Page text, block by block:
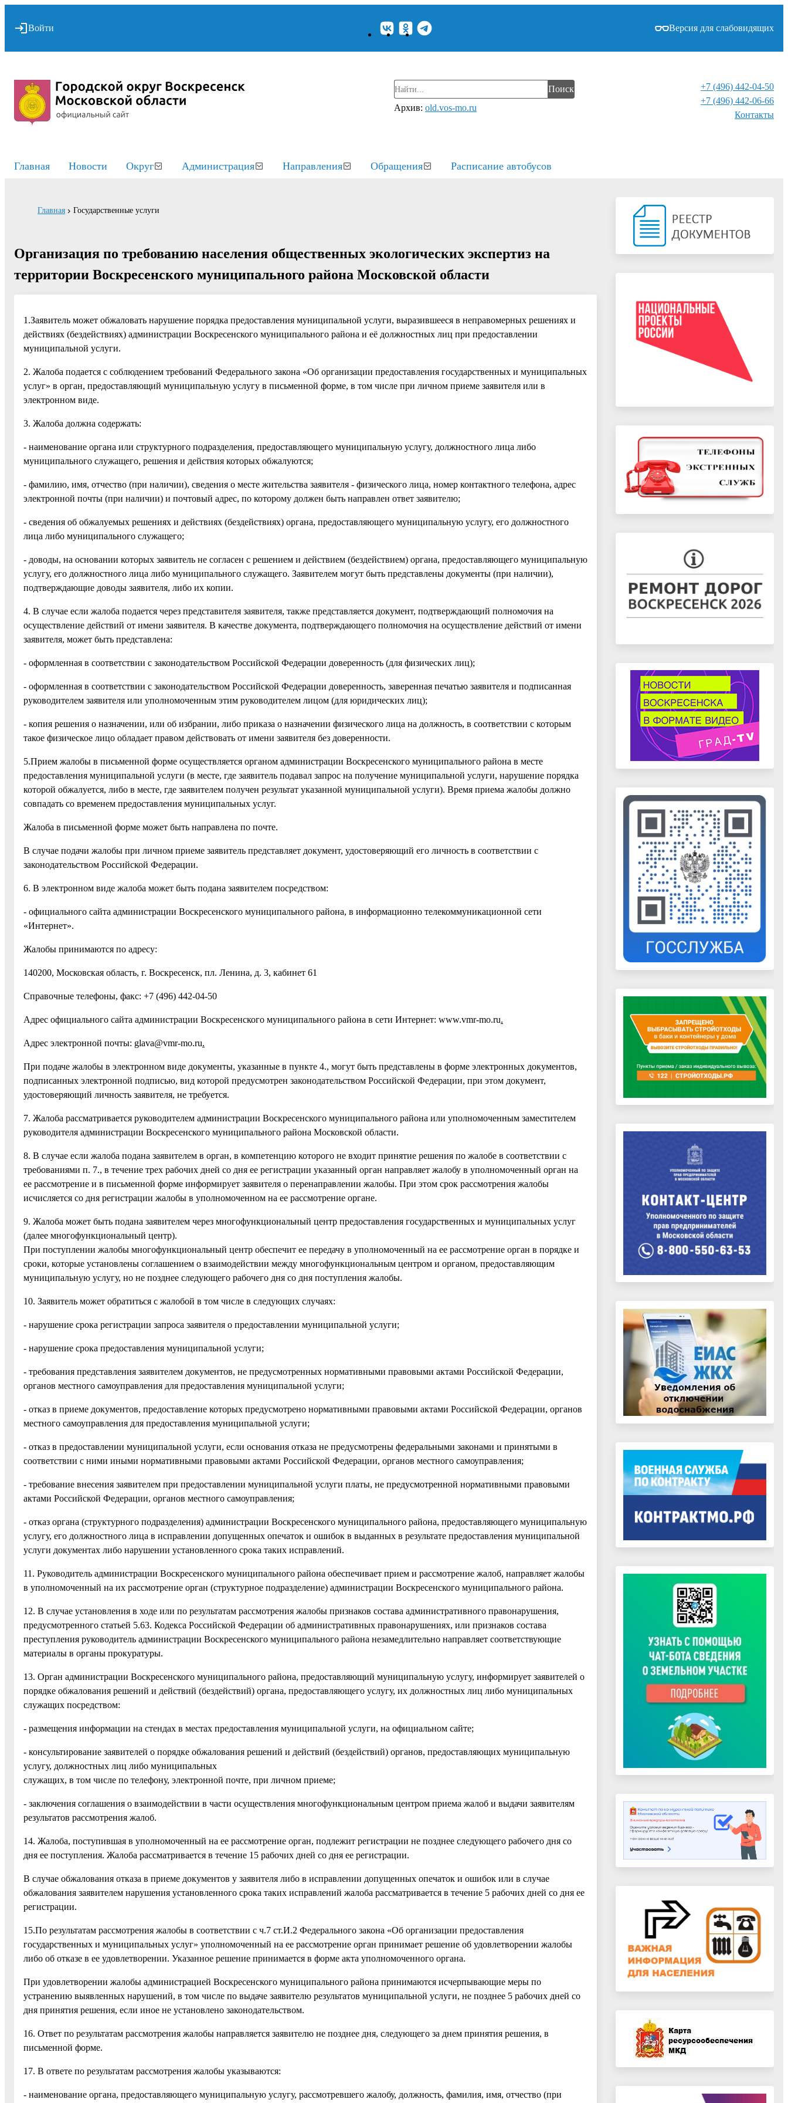
Войти Версия для слабовидящих
Поиск
Архив: old.vos-mo.ru
+7 (496) 442-04-50
+7 (496) 442-06-66
Контакты⁠
Главная Новости Округ Администрация Направления Обращения Расписание автобусов
Главная Государственные услуги
Организация по требованию населения общественных экологических экспертиз на
территории Воскресенского муниципального района Московской области
1.Заявитель может обжаловать нарушение порядка предоставления муниципальной услуги, выразившееся в неправомерных решениях и
действиях (бездействиях) администрации Воскресенского муниципального района и её должностных лиц при предоставлении
муниципальной услуги.
2. Жалоба подается с соблюдением требований Федерального закона «Об организации предоставления государственных и муниципальных
услуг» в орган, предоставляющий муниципальную услугу в письменной форме, в том числе при личном приеме заявителя или в
электронном виде.
3. Жалоба должна содержать:
- наименование органа или структурного подразделения, предоставляющего муниципальную услугу, должностного лица либо
муниципального служащего, решения и действия которых обжалуются;
- фамилию, имя, отчество (при наличии), сведения о месте жительства заявителя - физического лица, номер контактного телефона, адрес
электронной почты (при наличии) и почтовый адрес, по которому должен быть направлен ответ заявителю;
- сведения об обжалуемых решениях и действиях (бездействиях) органа, предоставляющего муниципальную услугу, его должностного
лица либо муниципального служащего;
- доводы, на основании которых заявитель не согласен с решением и действием (бездействием) органа, предоставляющего муниципальную
услугу, его должностного лица либо муниципального служащего. Заявителем могут быть представлены документы (при наличии),
подтверждающие доводы заявителя, либо их копии.
4. В случае если жалоба подается через представителя заявителя, также представляется документ, подтверждающий полномочия на
осуществление действий от имени заявителя. В качестве документа, подтверждающего полномочия на осуществление действий от имени
заявителя, может быть представлена:
- оформленная в соответствии с законодательством Российской Федерации доверенность (для физических лиц);
- оформленная в соответствии с законодательством Российской Федерации доверенность, заверенная печатью заявителя и подписанная
руководителем заявителя или уполномоченным этим руководителем лицом (для юридических лиц);
- копия решения о назначении, или об избрании, либо приказа о назначении физического лица на должность, в соответствии с которым
такое физическое лицо обладает правом действовать от имени заявителя без доверенности.
5.Прием жалобы в письменной форме осуществляется органом администрации Воскресенского муниципального района в месте
предоставления муниципальной услуги (в месте, где заявитель подавал запрос на получение муниципальной услуги, нарушение порядка
которой обжалуется, либо в месте, где заявителем получен результат указанной муниципальной услуги). Время приема жалобы должно
совпадать со временем предоставления муниципальных услуг.
Жалоба в письменной форме может быть направлена по почте.
В случае подачи жалобы при личном приеме заявитель представляет документ, удостоверяющий его личность в соответствии с
законодательством Российской Федерации.
6. В электронном виде жалоба может быть подана заявителем посредством:
- официального сайта администрации Воскресенского муниципального района, в информационно телекоммуникационной сети
«Интернет».
Жалобы принимаются по адресу:
140200, Московская область, г. Воскресенск, пл. Ленина, д. 3, кабинет 61
Справочные телефоны, факс: +7 (496) 442-04-50
Адрес официального сайта администрации Воскресенского муниципального района в сети Интернет: www.vmr-mo.ru.
Адрес электронной почты: glava@vmr-mo.ru.
При подаче жалобы в электронном виде документы, указанные в пункте 4., могут быть представлены в форме электронных документов,
подписанных электронной подписью, вид которой предусмотрен законодательством Российской Федерации, при этом документ,
удостоверяющий личность заявителя, не требуется.
7. Жалоба рассматривается руководителем администрации Воскресенского муниципального района или уполномоченным заместителем
руководителя администрации Воскресенского муниципального района Московской области.
8. В случае если жалоба подана заявителем в орган, в компетенцию которого не входит принятие решения по жалобе в соответствии с
требованиями п. 7., в течение трех рабочих дней со дня ее регистрации указанный орган направляет жалобу в уполномоченный орган на
ее рассмотрение и в письменной форме информирует заявителя о перенаправлении жалобы. При этом срок рассмотрения жалобы
исчисляется со дня регистрации жалобы в уполномоченном на ее рассмотрение органе.
9. Жалоба может быть подана заявителем через многофункциональный центр предоставления государственных и муниципальных услуг
(далее многофункциональный центр).
При поступлении жалобы многофункциональный центр обеспечит ее передачу в уполномоченный на ее рассмотрение орган в порядке и
сроки, которые установлены соглашением о взаимодействии между многофункциональным центром и органом, предоставляющим
муниципальную услугу, но не позднее следующего рабочего дня со дня поступления жалобы.
10. Заявитель может обратиться с жалобой в том числе в следующих случаях:
- нарушение срока регистрации запроса заявителя о предоставлении муниципальной услуги;
- нарушение срока предоставления муниципальной услуги;
- требования представления заявителем документов, не предусмотренных нормативными правовыми актами Российской Федерации,
органов местного самоуправления для предоставления муниципальной услуги;
- отказ в приеме документов, предоставление которых предусмотрено нормативными правовыми актами Российской Федерации, органов
местного самоуправления для предоставления муниципальной услуги;
- отказ в предоставлении муниципальной услуги, если основания отказа не предусмотрены федеральными законами и принятыми в
соответствии с ними иными нормативными правовыми актами Российской Федерации, органов местного самоуправления;
- требование внесения заявителем при предоставлении муниципальной услуги платы, не предусмотренной нормативными правовыми
актами Российской Федерации, органов местного самоуправления;
- отказ органа (структурного подразделения) администрации Воскресенского муниципального района, предоставляющего муниципальную
услугу, его должностного лица в исправлении допущенных опечаток и ошибок в выданных в результате предоставления муниципальной
услуги документах либо нарушении установленного срока таких исправлений.
11. Руководитель администрации Воскресенского муниципального района обеспечивает прием и рассмотрение жалоб, направляет жалобы
в уполномоченный на их рассмотрение орган (структурное подразделение) администрации Воскресенского муниципального района.
12. В случае установления в ходе или по результатам рассмотрения жалобы признаков состава административного правонарушения,
предусмотренного статьей 5.63. Кодекса Российской Федерации об административных правонарушениях, или признаков состава
преступления руководитель администрации Воскресенского муниципального района незамедлительно направляет соответствующие
материалы в органы прокуратуры.
13. Орган администрации Воскресенского муниципального района, предоставляющий муниципальную услугу, информирует заявителей о
порядке обжалования решений и действий (бездействий) органа, предоставляющего услугу, их должностных лиц либо муниципальных
служащих посредством:
- размещения информации на стендах в местах предоставления муниципальной услуги, на официальном сайте;
- консультирование заявителей о порядке обжалования решений и действий (бездействий) органов, предоставляющих муниципальную
услугу, должностных лиц либо муниципальных
служащих, в том числе по телефону, электронной почте, при личном приеме;
- заключения соглашения о взаимодействии в части осуществления многофункциональным центром приема жалоб и выдачи заявителям
результатов рассмотрения жалоб.
14. Жалоба, поступившая в уполномоченный на ее рассмотрение орган, подлежит регистрации не позднее следующего рабочего дня со
дня ее поступления. Жалоба рассматривается в течение 15 рабочих дней со дня ее регистрации.
В случае обжалования отказа в приеме документов у заявителя либо в исправлении допущенных опечаток и ошибок или в случае
обжалования заявителем нарушения установленного срока таких исправлений жалоба рассматривается в течение 5 рабочих дней со дня ее
регистрации.
15.По результатам рассмотрения жалобы в соответствии с ч.7 ст.И.2 Федерального закона «Об организации предоставления
государственных и муниципальных услуг» уполномоченный на ее рассмотрение орган принимает решение об удовлетворении жалобы
либо об отказе в ее удовлетворении. Указанное решение принимается в форме акта уполномоченного органа.
При удовлетворении жалобы администрацией Воскресенского муниципального района принимаются исчерпывающие меры по
устранению выявленных нарушений, в том числе по выдаче заявителю результатов муниципальной услуги, не позднее 5 рабочих дней со
дня принятия решения, если иное не установлено законодательством.
16. Ответ по результатам рассмотрения жалобы направляется заявителю не позднее дня, следующего за днем принятия решения, в
письменной форме.
17. В ответе по результатам рассмотрения жалобы указываются:
- наименование органа, предоставляющего муниципальную услугу, рассмотревшего жалобу, должность, фамилия, имя, отчество (при